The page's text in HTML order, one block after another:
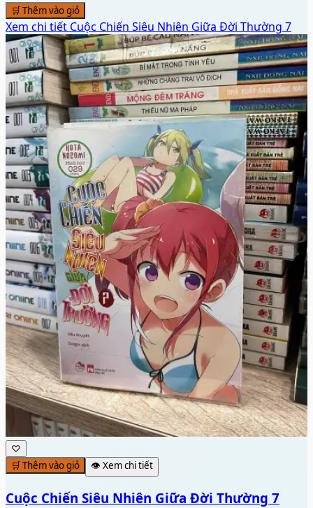
🛒 Thêm vào giỏ
Xem chi tiết Cuộc Chiến Siêu Nhiên Giữa Đời Thường 7
♡
🛒 Thêm vào giỏ
👁️ Xem chi tiết
Cuộc Chiến Siêu Nhiên Giữa Đời Thường 7